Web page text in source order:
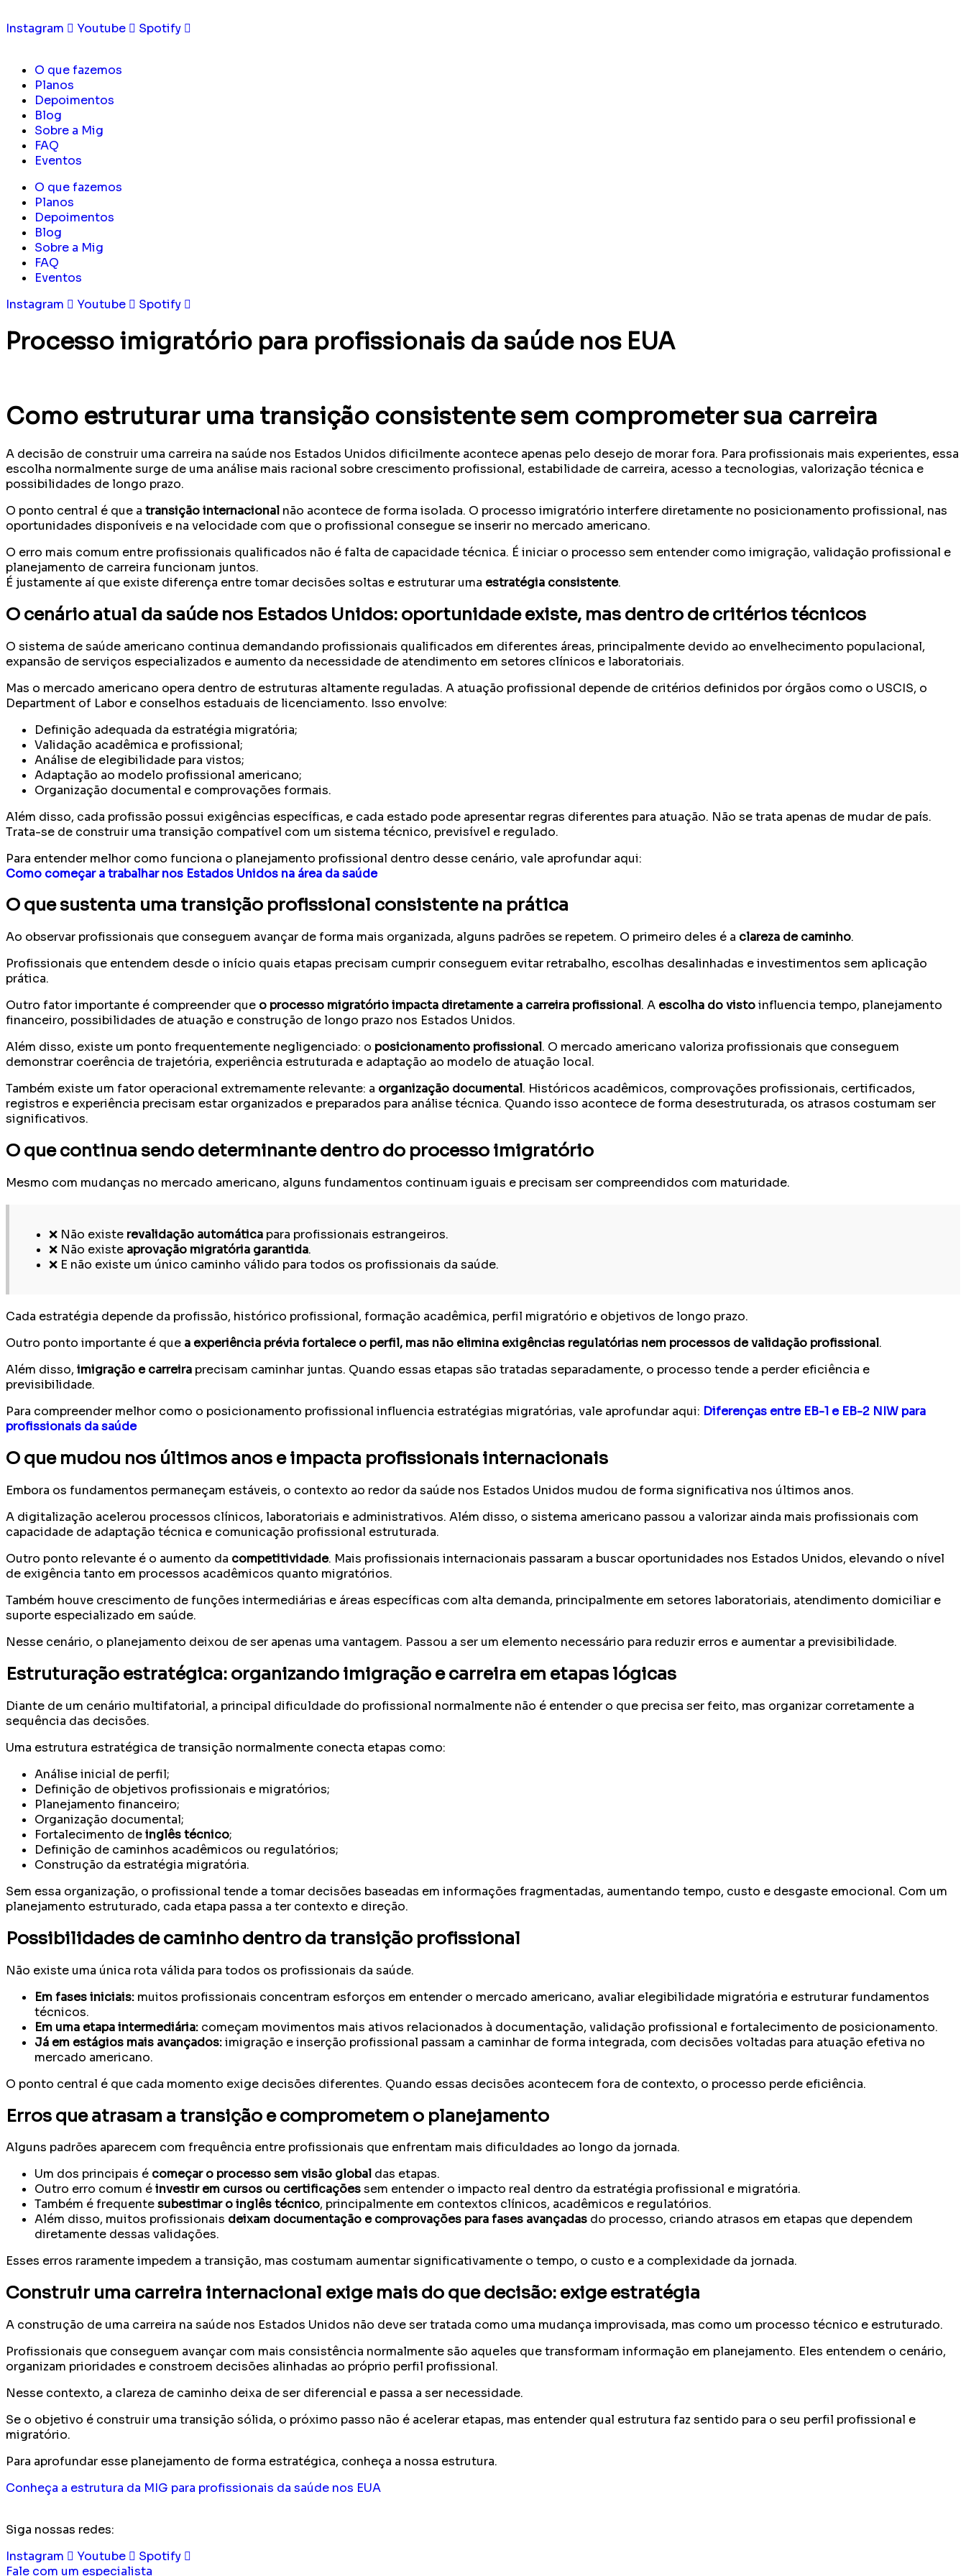
Instagram Youtube Spotify
O que fazemos
Planos
Depoimentos
Blog
Sobre a Mig
FAQ
Eventos
O que fazemos
Planos
Depoimentos
Blog
Sobre a Mig
FAQ
Eventos
Instagram
Youtube Spotify
Processo imigratório para profissionais da saúde nos EUA
Como estruturar uma transição consistente sem comprometer sua carreira
A decisão de construir uma carreira na saúde nos Estados Unidos dificilmente acontece apenas pelo desejo de morar fora. Para profissionais mais experientes, essa
escolha normalmente surge de uma análise mais racional sobre crescimento profissional, estabilidade de carreira, acesso a tecnologias, valorização técnica e
possibilidades de longo prazo.
O ponto central é que a transição internacional não acontece de forma isolada. O processo imigratório interfere diretamente no posicionamento profissional, nas
oportunidades disponíveis e na velocidade com que o profissional consegue se inserir no mercado americano.
O erro mais comum entre profissionais qualificados não é falta de capacidade técnica. É iniciar o processo sem entender como imigração, validação profissional e
planejamento de carreira funcionam juntos.
É justamente aí que existe diferença entre tomar decisões soltas e estruturar uma estratégia consistente.
O cenário atual da saúde nos Estados Unidos: oportunidade existe, mas dentro de critérios técnicos
O sistema de saúde americano continua demandando profissionais qualificados em diferentes áreas, principalmente devido ao envelhecimento populacional,
expansão de serviços especializados e aumento da necessidade de atendimento em setores clínicos e laboratoriais.
Mas o mercado americano opera dentro de estruturas altamente reguladas. A atuação profissional depende de critérios definidos por órgãos como o USCIS, o
Department of Labor e conselhos estaduais de licenciamento. Isso envolve:
Definição adequada da estratégia migratória;
Validação acadêmica e profissional;
Análise de elegibilidade para vistos;
Adaptação ao modelo profissional americano;
Organização documental e comprovações formais.
Além disso, cada profissão possui exigências específicas, e cada estado pode apresentar regras diferentes para atuação. Não se trata apenas de mudar de país.
Trata-se de construir uma transição compatível com um sistema técnico, previsível e regulado.
Para entender melhor como funciona o planejamento profissional dentro desse cenário, vale aprofundar aqui:
Como começar a trabalhar nos Estados Unidos na área da saúde
O que sustenta uma transição profissional consistente na prática
Ao observar profissionais que conseguem avançar de forma mais organizada, alguns padrões se repetem. O primeiro deles é a clareza de caminho.
Profissionais que entendem desde o início quais etapas precisam cumprir conseguem evitar retrabalho, escolhas desalinhadas e investimentos sem aplicação
prática.
Outro fator importante é compreender que o processo migratório impacta diretamente a carreira profissional. A escolha do vistoinfluencia tempo, planejamento
financeiro, possibilidades de atuação e construção de longo prazo nos Estados Unidos.
Além disso, existe um ponto frequentemente negligenciado: o posicionamento profissional. O mercado americano valoriza profissionais que conseguem
demonstrar coerência de trajetória, experiência estruturada e adaptação ao modelo de atuação local.
Também existe um fator operacional extremamente relevante: a organização documental. Históricos acadêmicos, comprovações profissionais, certificados,
registros e experiência precisam estar organizados e preparados para análise técnica. Quando isso acontece de forma desestruturada, os atrasos costumam ser
significativos.
O que continua sendo determinante dentro do processo imigratório
Mesmo com mudanças no mercado americano, alguns fundamentos continuam iguais e precisam ser compreendidos com maturidade.
❌ Não existe revalidação automática para profissionais estrangeiros.
❌ Não existe aprovação migratória garantida.
❌ E não existe um único caminho válido para todos os profissionais da saúde.
Cada estratégia depende da profissão, histórico profissional, formação acadêmica, perfil migratório e objetivos de longo prazo.
Outro ponto importante é que a experiência prévia fortalece o perfil, mas não elimina exigências regulatórias nem processos de validação profissional.
Além disso, imigração e carreira precisam caminhar juntas. Quando essas etapas são tratadas separadamente, o processo tende a perder eficiência e
previsibilidade.
Para compreender melhor como o posicionamento profissional influencia estratégias migratórias, vale aprofundar aqui: Diferenças entre EB-1 e EB-2 NIW para
profissionais da saúde
O que mudou nos últimos anos e impacta profissionais internacionais
Embora os fundamentos permaneçam estáveis, o contexto ao redor da saúde nos Estados Unidos mudou de forma significativa nos últimos anos.
A digitalização acelerou processos clínicos, laboratoriais e administrativos. Além disso, o sistema americano passou a valorizar ainda mais profissionais com
capacidade de adaptação técnica e comunicação profissional estruturada.
Outro ponto relevante é o aumento da competitividade. Mais profissionais internacionais passaram a buscar oportunidades nos Estados Unidos, elevando o nível
de exigência tanto em processos acadêmicos quanto migratórios.
Também houve crescimento de funções intermediárias e áreas específicas com alta demanda, principalmente em setores laboratoriais, atendimento domiciliar e
suporte especializado em saúde.
Nesse cenário, o planejamento deixou de ser apenas uma vantagem. Passou a ser um elemento necessário para reduzir erros e aumentar a previsibilidade.
Estruturação estratégica: organizando imigração e carreira em etapas lógicas
Diante de um cenário multifatorial, a principal dificuldade do profissional normalmente não é entender o que precisa ser feito, mas organizar corretamente a
sequência das decisões.
Uma estrutura estratégica de transição normalmente conecta etapas como:
Análise inicial de perfil;
Definição de objetivos profissionais e migratórios;
Planejamento financeiro;
Organização documental;
Fortalecimento deinglês técnico;
Definição de caminhos acadêmicos ou regulatórios;
Construção da estratégia migratória.
Sem essa organização, o profissional tende a tomar decisões baseadas em informações fragmentadas, aumentando tempo, custo e desgaste emocional. Com um
planejamento estruturado, cada etapa passa a ter contexto e direção.
Possibilidades de caminho dentro da transição profissional
Não existe uma única rota válida para todos os profissionais da saúde.
Em fases iniciais: muitos profissionais concentram esforços em entender o mercado americano, avaliar elegibilidade migratória e estruturar fundamentos
técnicos.
Em uma etapa intermediária: começam movimentos mais ativos relacionados à documentação, validação profissional e fortalecimento de posicionamento.
Já em estágios mais avançados:imigração e inserção profissional passam a caminhar de forma integrada, com decisões voltadas para atuação efetiva no
mercado americano.
O ponto central é que cada momento exige decisões diferentes. Quando essas decisões acontecem fora de contexto, o processo perde eficiência.
Erros que atrasam a transição e comprometem o planejamento
Alguns padrões aparecem com frequência entre profissionais que enfrentam mais dificuldades ao longo da jornada.
Um dos principais é começar o processo sem visão global das etapas.
Outro erro comum éinvestir em cursos ou certificaçõessem entender o impacto real dentro da estratégia profissional e migratória.
Também é frequentesubestimar o inglês técnico, principalmente em contextos clínicos, acadêmicos e regulatórios.
Além disso, muitos profissionais deixam documentação e comprovações para fases avançadas do processo, criando atrasos em etapas que dependem
diretamente dessas validações.
Esses erros raramente impedem a transição, mas costumam aumentar significativamente o tempo, o custo e a complexidade da jornada.
Construir uma carreira internacional exige mais do que decisão: exige estratégia
A construção de uma carreira na saúde nos Estados Unidos não deve ser tratada como uma mudança improvisada, mas como um processo técnico e estruturado.
Profissionais que conseguem avançar com mais consistência normalmente são aqueles que transformam informação em planejamento. Eles entendem o cenário,
organizam prioridades e constroem decisões alinhadas ao próprio perfil profissional.
Nesse contexto, a clareza de caminho deixa de ser diferencial e passa a ser necessidade.
Se o objetivo é construir uma transição sólida, o próximo passo não é acelerar etapas, mas entender qual estrutura faz sentido para o seu perfil profissional e
migratório.
Para aprofundar esse planejamento de forma estratégica, conheça a nossa estrutura.
Conheça a estrutura da MIG para profissionais da saúde nos EUA
Siga nossas redes:
Instagram
Youtube
Spotify
Fale com um especialista